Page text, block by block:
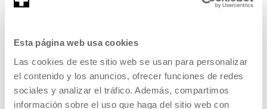
Esta página web usa cookies
Las cookies de este sitio web se usan para personalizar
el contenido y los anuncios, ofrecer funciones de redes
sociales y analizar el tráfico. Además, compartimos
información sobre el uso que haga del sitio web con
Jose Maria Albarrán Valle
LANTALDEA
GZABALETA@TABAKALERA.EUS